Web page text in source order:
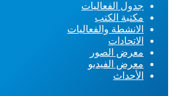
جدول الفعاليات
مكتبة الكتب
الانشطة والفعاليات
الاتحادات
معرض الصور
معرض الفيديو
الأحداث